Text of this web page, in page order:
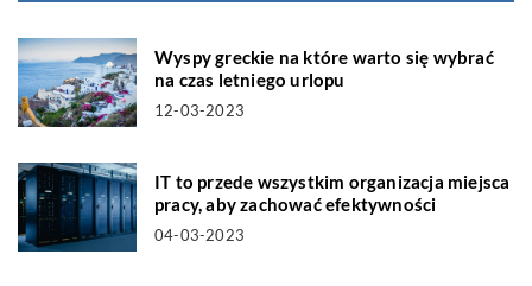
Wyspy greckie na które warto się wybrać
na czas letniego urlopu
12-03-2023
IT to przede wszystkim organizacja miejsca
pracy, aby zachować efektywności
04-03-2023